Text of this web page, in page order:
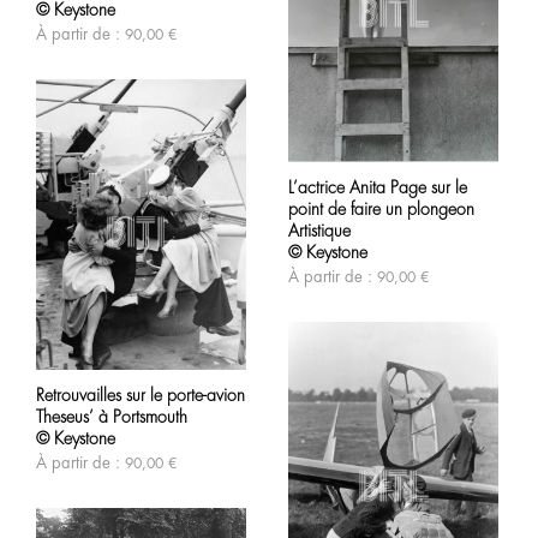
plusieurs
variations.
Les
peuvent
être
choisies
sur
la
page
du
produit
© Keystone
À partir de : 90,00 €
a
plusieurs
variations.
Les
options
peuvent
choisies
du
produit
L’actrice Anita Page sur le
point de faire un plongeon
Artistique
© Keystone
À partir de : 90,00 €
Ce
a
plusieurs
variations.
Les
options
être
choisies
Retrouvailles sur le porte-avion
Theseus’ à Portsmouth
© Keystone
À partir de : 90,00 €